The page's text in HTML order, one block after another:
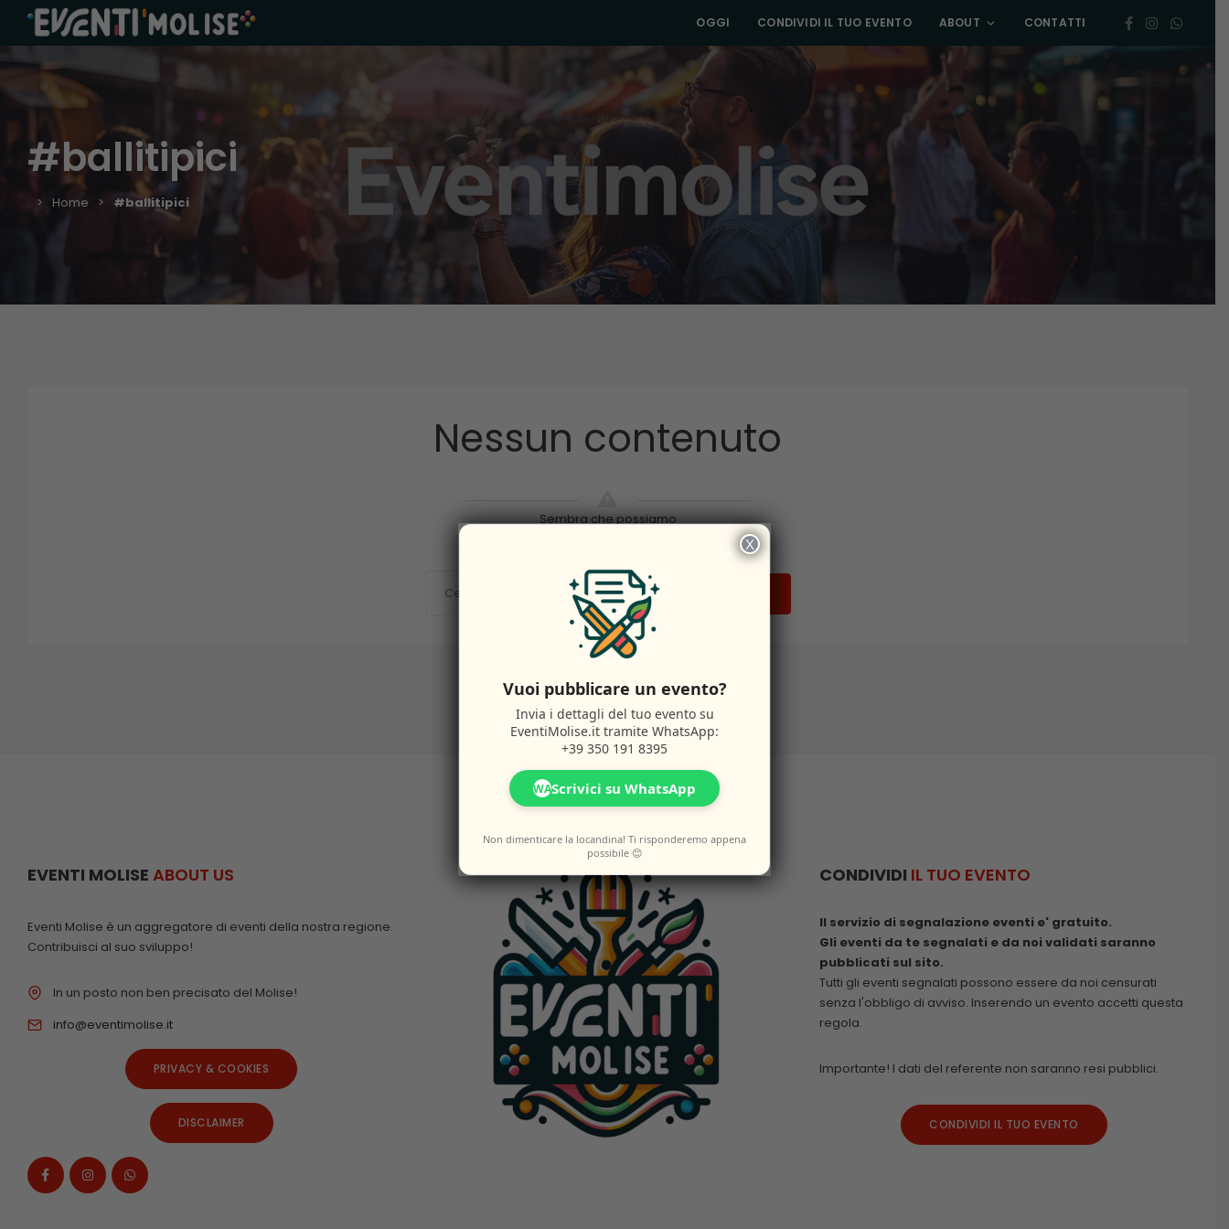
OGGI CONDIVIDI IL TUO EVENTO ABOUT CONTATTI
#ballitipici
Home #ballitipici
Nessun contenuto
Sembra che possiamo
EVENTI MOLISE ABOUT US
Eventi Molise è un aggregatore di eventi della nostra regione.
Contribuisci al suo sviluppo!
In un posto non ben precisato del Molise!
info@eventimolise.it
PRIVACY & COOKIES
DISCLAIMER
CONDIVIDI IL TUO EVENTO
Il servizio di segnalazione eventi e' gratuito.
Gli eventi da te segnalati e da noi validati saranno
pubblicati sul sito.
Tutti gli eventi segnalati possono essere da noi censurati
senza l'obbligo di avviso. Inserendo un evento accetti questa
regola.
Importante! I dati del referente non saranno resi pubblici.
CONDIVIDI IL TUO EVENTO
×
Vuoi pubblicare un evento?
Invia i dettagli del tuo evento su
EventiMolise.it tramite WhatsApp:
+39 350 191 8395
WAScrivici su WhatsApp
Non dimenticare la locandina! Ti risponderemo appena
possibile 😊
X